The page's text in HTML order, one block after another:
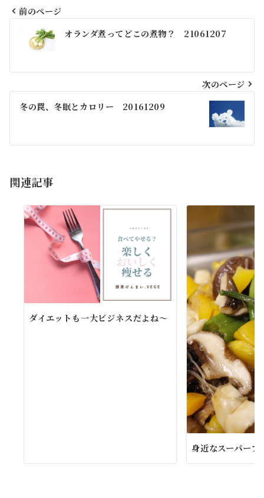
ナ
ビ
ゲ
シ
ン
前のページ
オランダ煮ってどこの煮物？ 21061207
次のページ
冬の罠、冬眠とカロリー 20161209
関連記事
ダイエットも一大ビジネスだよね〜
身近なスーパーフ